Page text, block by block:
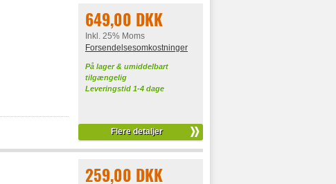
649,00 DKK
Inkl. 25% Moms
Forsendelsesomkostninger
På lager & umiddelbart
tilgængelig
Leveringstid 1-4 dage
Flere detaljer
259,00 DKK